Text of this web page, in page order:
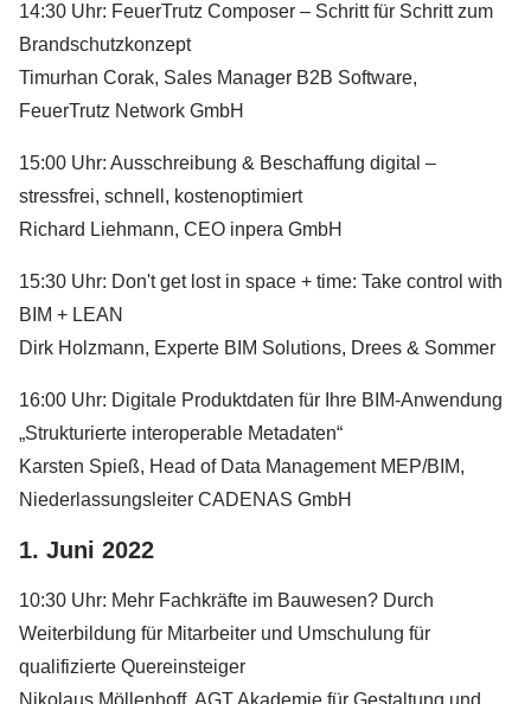
14:30 Uhr: FeuerTrutz Composer – Schritt für Schritt zum
Brandschutzkonzept
Timurhan Corak, Sales Manager B2B Software,
FeuerTrutz Network GmbH
15:00 Uhr: Ausschreibung & Beschaffung digital –
stressfrei, schnell, kostenoptimiert
Richard Liehmann, CEO inpera GmbH
15:30 Uhr: Don't get lost in space + time: Take control with
BIM + LEAN
Dirk Holzmann, Experte BIM Solutions, Drees & Sommer
16:00 Uhr: Digitale Produktdaten für Ihre BIM-Anwendung
„Strukturierte interoperable Metadaten“
Karsten Spieß, Head of Data Management MEP/BIM,
Niederlassungsleiter CADENAS GmbH
1. Juni 2022
10:30 Uhr: Mehr Fachkräfte im Bauwesen? Durch
Weiterbildung für Mitarbeiter und Umschulung für
qualifizierte Quereinsteiger
Nikolaus Möllenhoff, AGT Akademie für Gestaltung und